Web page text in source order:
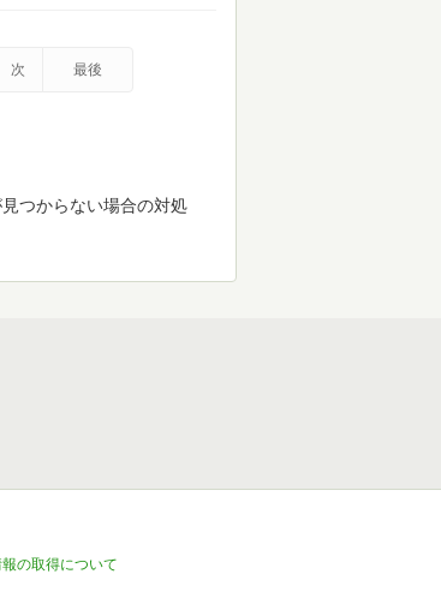
次 最後
つからない場合の対処
の取得について